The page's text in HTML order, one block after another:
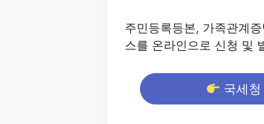
주민등록등본, 가족관계
스를 온라인으로 신청 및
국세